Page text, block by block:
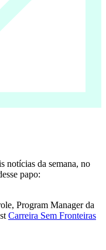
notícias da semana, no
papo:
Program Manager da
Carreira Sem Fronteiras